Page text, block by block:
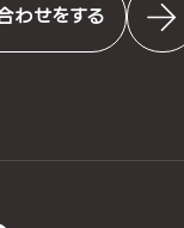
わせをする